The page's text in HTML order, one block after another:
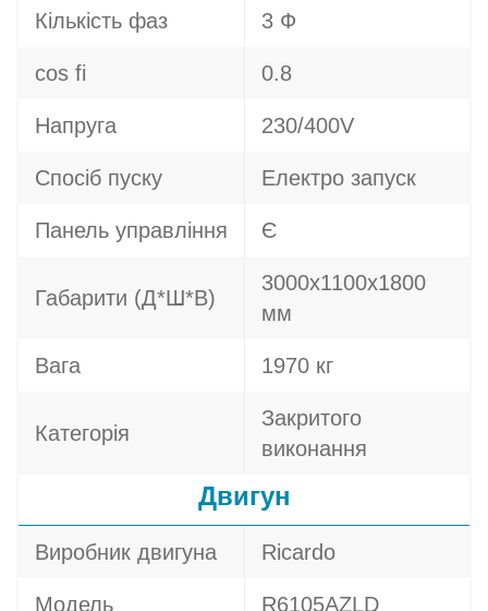
Кількість фаз 3 Ф
cos fi 0.8
Напруга 230/400V
Спосіб пуску Електро запуск
Панель управління Є
Габарити (Д*Ш*В)
3000х1100х1800
мм
Вага 1970 кг
Категорія
Закритого
виконання
Двигун
Виробник двигуна Ricardo
Модель R6105AZLD